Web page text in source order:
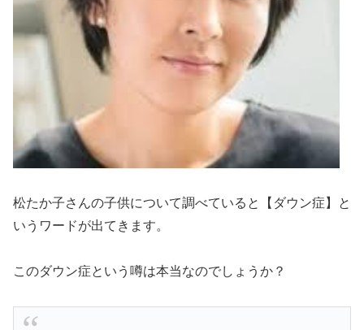
松たか子さんの子供について調べていると 【ダウン症】
と
いうワードが出てきます。
このダウン症という噂は本当なのでしょうか？